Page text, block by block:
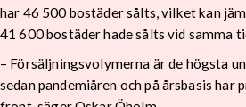
har 46 500 bostäder sålts, vilket kan
41 600 bostäder hade sålts vid samma
– Försäljningsvolymerna är de högsta
sedan pandemiåren och på årsbasis har